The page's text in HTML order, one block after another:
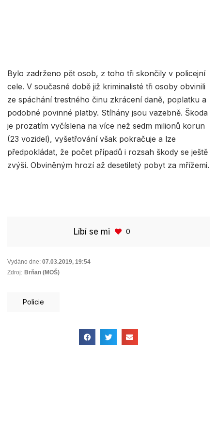
Bylo zadrženo pět osob, z toho tři skončily v policejní
cele. V současné době již kriminalisté tři osoby obvinili
ze spáchání trestného činu zkrácení daně, poplatku a
podobné povinné platby. Stíhány jsou vazebně. Škoda
je prozatím vyčíslena na více než sedm milionů korun
(23 vozidel), vyšetřování však pokračuje a lze
předpokládat, že počet případů i rozsah škody se ještě
zvýší. Obviněným hrozí až desetiletý pobyt za mřížemi.
Líbí se mi 0
Vydáno dne: 07.03.2019, 19:54
Zdroj: Brňan (MOŠ)
Policie